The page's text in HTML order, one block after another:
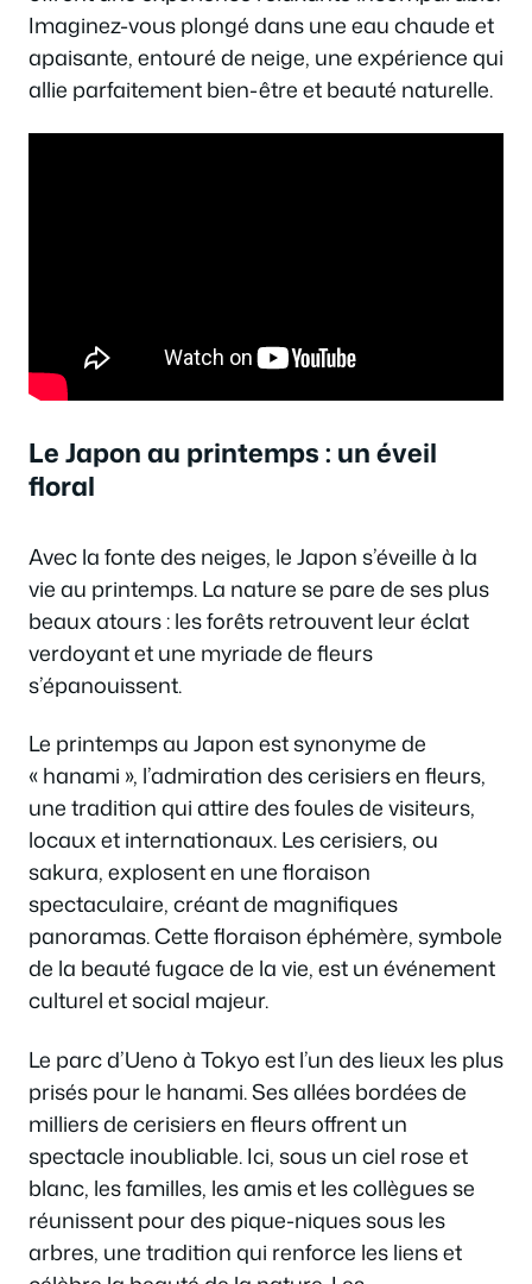
Imaginez-vous plongé dans une eau chaude et
apaisante, entouré de neige, une expérience qui
allie parfaitement bien-être et beauté naturelle.
Le Japon au printemps : un éveil
floral
Avec la fonte des neiges, le Japon s’éveille à la
vie au printemps. La nature se pare de ses plus
beaux atours : les forêts retrouvent leur éclat
verdoyant et une myriade de fleurs
s’épanouissent.
Le printemps au Japon est synonyme de
« hanami », l’admiration des cerisiers en fleurs,
une tradition qui attire des foules de visiteurs,
locaux et internationaux. Les cerisiers, ou
sakura, explosent en une floraison
spectaculaire, créant de magnifiques
panoramas. Cette floraison éphémère, symbole
de la beauté fugace de la vie, est un événement
culturel et social majeur.
Le parc d’Ueno à Tokyo est l’un des lieux les plus
prisés pour le hanami. Ses allées bordées de
milliers de cerisiers en fleurs offrent un
spectacle inoubliable. Ici, sous un ciel rose et
blanc, les familles, les amis et les collègues se
réunissent pour des pique-niques sous les
arbres, une tradition qui renforce les liens et